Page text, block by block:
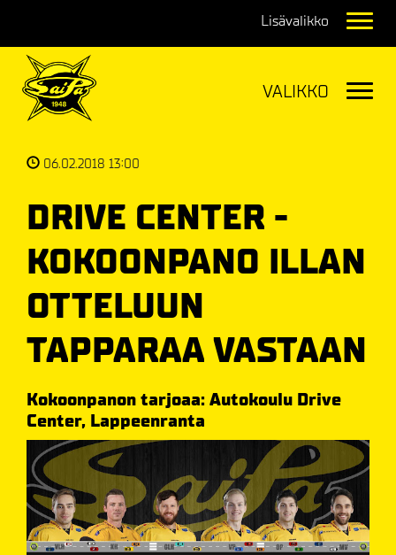
06.02.2018 13:00
DRIVE CENTER -
KOKOONPANO ILLAN
OTTELUUN
TAPPARAA VASTAAN
Kokoonpanon tarjoaa: Autokoulu Drive
Center, Lappeenranta